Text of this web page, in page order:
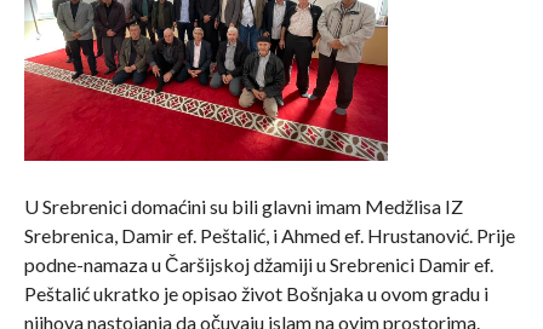
U Srebrenici domaćini su bili glavni imam Medžlisa IZ
Srebrenica, Damir ef. Peštalić, i Ahmed ef. Hrustanović. Prije
podne-namaza u Čaršijskoj džamiji u Srebrenici Damir ef.
Peštalić ukratko je opisao život Bošnjaka u ovom gradu i
njihova nastojanja da očuvaju islam na ovim prostorima.